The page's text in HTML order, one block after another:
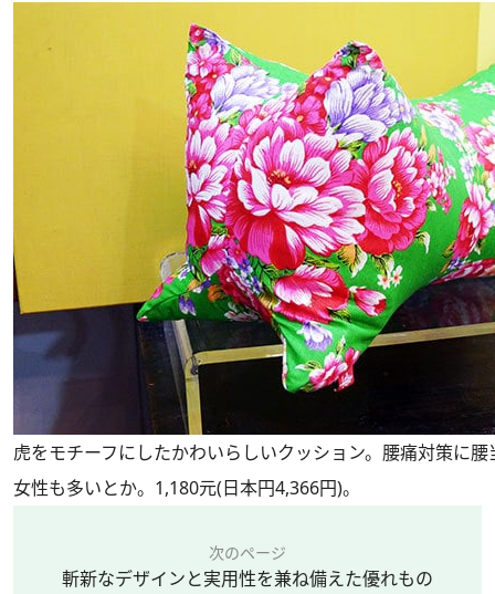
虎をモチーフにしたかわいらしいクッション。腰痛対策に
女性も多いとか。1,180元(日本円4,366円)。
次のページ
斬新なデザインと実用性を兼ね備えた優れもの